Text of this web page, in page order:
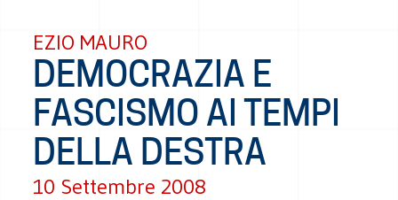
EZIO MAURO
DEMOCRAZIA E
FASCISMO AI TEMPI
DELLA DESTRA
10 Settembre 2008